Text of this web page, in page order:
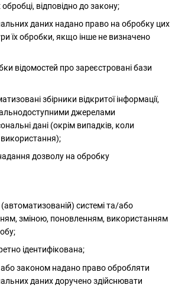
відповідно до закону;
даних надано право на обробку цих
їх обробки, якщо інше не визначено
відомостей про зареєстровані бази
збірники відкритої інформації,
джерелами
дані (окрім випадків, коли
дозволу на обробку
(автоматизованій) системі та/або
зміною, поновленням, використанням
ідентифікована;
законом надано право обробляти
даних доручено здійснювати